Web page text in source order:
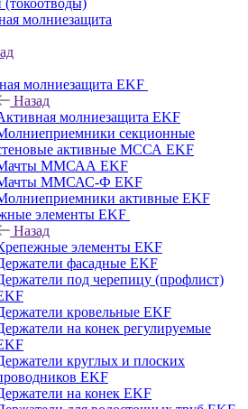
молниезащита
молниезащита EKF
Назад
молниезащита EKF
секционные
активные МССА EKF
ММСАА EKF
ММСАС-Ф EKF
активные EKF
элементы EKF
Назад
элементы EKF
фасадные EKF
под черепицу (профлист)
кровельные EKF
на конек регулируемые
круглых и плоских
EKF
на конек EKF